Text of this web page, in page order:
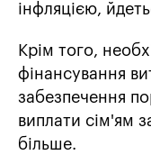
інфляцією,
Крім того,
фінансування
забезпечення
виплати сім'ям
більше.